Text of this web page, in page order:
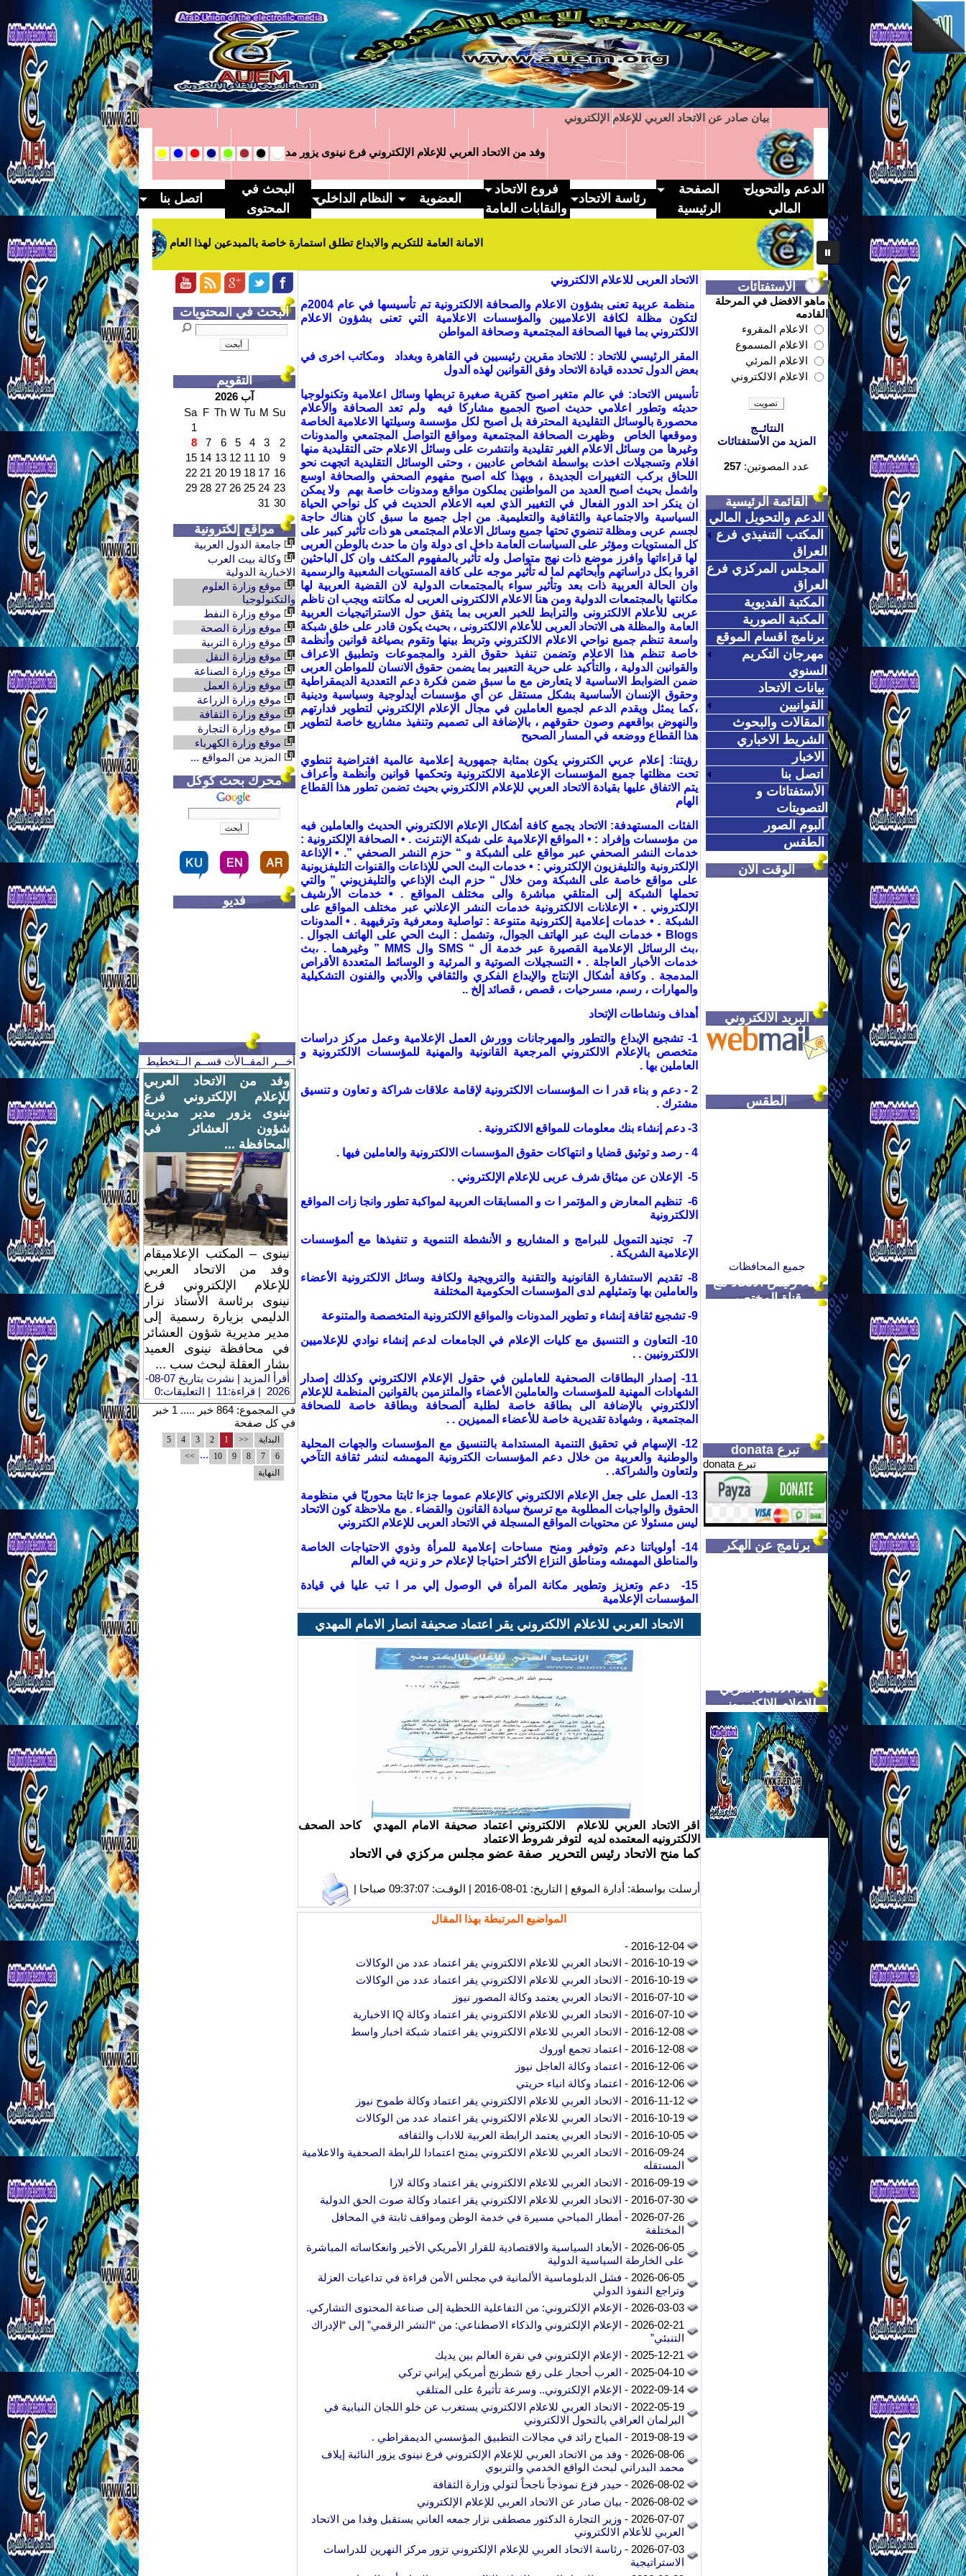
بيان صادر عن الاتحاد العربي للإعلام الإلكتروني
وفد من الاتحاد العربي للإعلام الإلكتروني فرع نينوى يزور مدير مديرية شؤون العشائر في المحافظة وفد من الاتحاد العربي
الدعم والتحويل
المالي
الصفحة
الرئيسية
رئاسة الاتحاد
فروع الاتحاد
والنقابات العامة
العضوية النظام الداخلي
البحث في
المحتوى
اتصل بنا
الامانة العامة للتكريم والابداع تطلق استمارة خاصة بالمبدعين لهذا العام الاتحاد العربي يبدء اول اجتماعات
1 2 3 5 6 7
الأستفتائات
ماهو الافضل في المرحلة
القادمه
الاعلام المقروء
الاعلام المسموع
الاعلام المرئي
الاعلام الالكتروني
النتائــج
المزيد من الأستفتائات
عدد المصوتين: 257
القائمة الرئيسية
الدعم والتحويل المالي
المكتب التنفيذي فرع
العراق
المجلس المركزي فرع
العراق
المكتبة الفديوية
المكتبة الصورية
برنامج اقسام الموقع
مهرجان التكريم
السنوي
بيانات الاتحاد
القوانيين
المقالات والبحوث
الشريط الاخباري
الاخبار
اتصل بنا
الأستفتائات و
التصويتات
ألبوم الصور
الطقس
الوقت الان
البريد الالكتروني
الطقس
جميع المحافظات
لقاء رئيس الاتحاد مع
قناة المختصر
تبرع donata
تبرع donata
برنامج عن الهكر
قناة الاتحاد العربي
للاعلام الالكترروني
الاتحاد العربى للاعلام الالكتروني
منظمة عربية تعنى بشؤون الاعلام والصحافة الالكترونية تم تأسيسها في عام 2004م
لتكون مظلة لكافة الاعلاميين والمؤسسات الاعلامية التي تعنى بشؤون الاعلام
الالكتروني بما فيها الصحافة المجتمعية وصحافة المواطن
المقر الرئيسي للاتحاد : للاتحاد مقرين رئيسيين في القاهرة وبغداد ومكاتب اخرى في
بعض الدول تحدده قيادة الاتحاد وفق القوانين لهذه الدول
تأسيس الاتحاد: في عالم متغير اصبح كقرية صغيرة تربطها وسائل اعلامية وتكنولوجيا
حديثه وتطور اعلامي حديث اصبح الجميع مشاركا فيه ولم تعد الصحافة والأعلام
محصورة بالوسائل التقليدية المحترفة بل اصبح لكل مؤسسة وسيلتها الاعلامية الخاصة
وموقعها الخاص وظهرت الصحافة المجتمعية ومواقع التواصل المجتمعي والمدونات
وغيرها من وسائل الاعلام الغير تقليدية وانتشرت على وسائل الاعلام حتى التقليدية منها
افلام وتسجيلات اخذت بواسطة اشخاص عاديين ، وحتى الوسائل التقليدية اتجهت نحو
اللحاق بركب التغييرات الجديدة ، وبهذا كله اصبح مفهوم الصحفي والصحافة اوسع
واشمل بحيث اصبح العديد من المواطنين يملكون مواقع ومدونات خاصة بهم ولا يمكن
ان ينكر احد الدور الفعال في التغيير الذي لعبه الاعلام الحديث في كل نواحي الحياة
السياسية والاجتماعية والثقافية والتعليمية. من اجل جميع ما سبق كان هناك حاجة
لجسم عربى ومظلة تنضوي تحتها جميع وسائل الاعلام المجتمعى هو ذات تأثير كبير على
كل المستويات ومؤثر على السياسات العامة داخل اى دولة وان ما حدث بالوطن العربى
لها قراءاتها وافرز موضع ذات نهج متواصل وله تأثير بالمفهوم المكثف وان كل الباحثين
اقروا بكل دراساتهم وأبحاثهم لما له تأثير موجه على كافة المستويات الشعبية والرسمية
وان الحالة العربية ذات بعد وتأثير سواء بالمجتمعات الدولية لان القضية العربية لها
مكانتها بالمجتمعات الدولية ومن هنا الاعلام الالكترونى العربى له مكانته ويجب ان ناظم
عربى للأعلام الالكترونى والترابط للخبر العربى بما يتفق حول الاستراتيجيات العربية
العامة والمظلة هى الاتحاد العربى للأعلام الالكترونى ، بحيث يكون قادر على خلق شبكة
واسعة تنظم جميع نواحي الاعلام الالكتروني وتربط بينها وتقوم بصياغة قوانين وأنظمة
خاصة تنظم هذا الاعلام وتضمن تنفيذ حقوق الفرد والمجموعات وتطبيق الاعراف
والقوانين الدولية ، والتأكيد على حرية التعبير بما يضمن حقوق الانسان للمواطن العربى
ضمن الضوابط الاساسية لا يتعارض مع ما سبق ضمن فكرة دعم التعددية الديمقراطية
وحقوق الإنسان الأساسية بشكل مستقل عن أي مؤسسات أيدلوجية وسياسية ودينية
،كما يمثل ويقدم الدعم لجميع العاملين في مجال الإعلام الإلكتروني لتطوير فدارتهم
والنهوض بواقعهم وصون حقوقهم ، بالإضافة الى تصميم وتنفيذ مشاريع خاصة لتطوير
هذا القطاع ووضعه في المسار الصحيح
رؤيتنا:
إعلام عربي الكتروني يكون بمثابة جمهورية إعلامية عالمية افتراضية تنطوي
تحت مظلتها جميع المؤسسات الإعلامية الالكترونية وتحكمها قوانين وأنظمة وأعراف
يتم الاتفاق عليها بقيادة الاتحاد العربي للإعلام الالكتروني بحيث تضمن تطور هذا القطاع
الهام
الفئات المستهدفة: الاتحاد يجمع كافة أشكال الإعلام الالكتروني الحديث والعاملين فيه
من مؤسسات وإفراد : • المواقع الإعلامية على شبكة الإنترنت . • الصحافة الإلكترونية :
خدمات النشر الصحفي عبر مواقع على ألشبكة و “ حزم النشر الصحفي ”. • الإذاعة
الإلكترونية والتليفزيون الإلكتروني : • خدمات البث الحي للإذاعات والقنوات التليفزيونية
على مواقع خاصة على الشبكة ومن خلال “ حزم البث الإذاعي والتليفزيوني ” والتي
تحملها الشبكة إلى المتلقي مباشرة والى مختلف المواقع . •خدمات الأرشيف
الإلكتروني . •
الإعلانات الالكترونية خدمات النشر الإعلاني عبر مختلف المواقع على
الشبكة . • خدمات إعلامية إلكترونية متنوعة : تواصلية ومعرفية وترفيهية . • المدونات
Blogs •
خدمات البث عبر الهاتف الجوال، وتشمل : البث الحي على الهاتف الجوال .
،بث الرسائل الإعلامية القصيرة عبر خدمة ال “ SMS وال
وغيرهما . ،بث
خدمات الأخبار العاجلة . •
التسجيلات الصوتية و المرئية و الوسائط المتعددة الأقراص
المدمجة . وكافة أشكال الإنتاج والإبداع الفكري والثقافي والأدبي والفنون التشكيلية
والمهارات ، رسم، مسرحيات ، قصص ، قصائد إلخ ..
أهداف ونشاطات الإتحاد
1- تشجيع الإبداع والتطور والمهرجانات وورش العمل الإعلامية وعمل مركز دراسات
متخصص بالإعلام الالكتروني المرجعية القانونية والمهنية للمؤسسات الالكترونية و
العاملين بها .
2 - دعم و بناء قدر ا ت المؤسسات الالكترونية لإقامة علاقات شراكة و تعاون و تنسيق
مشترك .
3- دعم إنشاء بنك معلومات للمواقع الالكترونية .
4 - رصد و توثيق قضايا و انتهاكات حقوق المؤسسات الالكترونية والعاملين فيها .
5- الإعلان عن ميثاق شرف عربى للإعلام الإلكتروني .
6- تنظيم المعارض و المؤتمر ا ت و المسابقات العربية لمواكبة تطور وانجا زات المواقع
الالكترونية
7-
تجنيد التمويل للبرامج و المشاريع و الأنشطة التنموية و تنفيذها مع ألمؤسسات
الإعلامية الشريكة .
8- تقديم الاستشارة القانونية والتقنية والترويجية ولكافة وسائل الالكترونية الأعضاء
والعاملين بها وتمثيلهم لدى المؤسسات الحكومية المختلفة
9- تشجيع ثقافة إنشاء و تطوير المدونات والمواقع الالكترونية المتخصصة والمتنوعة
10- التعاون و التنسيق مع كليات الإعلام في الجامعات لدعم إنشاء نوادي للإعلاميين
الالكترونيين . .
11- إصدار البطاقات الصحفية للعاملين في حقول الإعلام الالكتروني وكذلك إصدار
الشهادات المهنية للمؤسسات والعاملين الأعضاء والملتزمين بالقوانين المنظمة للإعلام
ألالكتروني بالإضافة الى بطاقة خاصة لطلبة ألصحافة وبطاقة خاصة للصحافة
المجتمعية ، وشهادة تقديرية خاصة للأعضاء المميزين . .
12- الإسهام في تحقيق التنمية المستدامة بالتنسيق مع المؤسسات والجهات المحلية
والوطنية والعربية من خلال دعم المؤسسات الكترونية المهمشه لنشر ثقافة التآخي
ولتعاون والشراكة. .
13- العمل على جعل الإعلام الالكتروني كالإعلام عموما جزءا ثابتا محوريّا في منظومة
الحقوق والواجبات المطلوبة مع ترسيخ سيادة القانون والقضاء . مع ملاحظة كون الاتحاد
ليس مسئولا عن محتويات المواقع المسجلة في الاتحاد العربى للإعلام الكتروني
14- أولوياتنا دعم وتوفير ومنح مساحات إعلامية للمرأة وذوي الاحتياجات الخاصة
والمناطق المهمشه ومناطق النزاع الأكثر احتياجا لإعلام حر و نزيه في العالم
15- دعم وتعزيز وتطوير مكانة المرأة في الوصول إلي مر ا تب عليا في قيادة
المؤسسات الإعلامية
الاتحاد العربي للاعلام الالكتروني يقر اعتماد صحيفة انصار الامام المهدي
اقر الاتحاد العربي للاعلام الالكتروني اعتماد صحيفة الامام المهدي كاحد الصحف
الالكترونيه المعتمده لديه لتوفر شروط الاعتماد
كما منح الاتحاد رئيس التحرير صفة عضو مجلس مركزي في الاتحاد
أرسلت بواسطة: أدارة الموقع | التاريخ: 01-08-2016 | الوقـت: 09:37:07 صباحا |
المواضيع المرتبطة بهذا المقال
2016-12-04 -
2016-10-19 -
الاتحاد العربي للاعلام الالكتروني يقر اعتماد عدد من الوكالات
2016-10-19 -
الاتحاد العربي للاعلام الالكتروني يقر اعتماد عدد من الوكالات
2016-07-10 -
الاتحاد العربي يعتمد وكالة المصور نيوز
2016-07-10 -
الاتحاد العربي للاعلام الالكتروني يقر اعتماد وكالة IQ الاخبارية
2016-12-08 -
الاتحاد العربي للاعلام الالكتروني يقر اعتماد شبكة اخبار واسط
2016-12-08 -
اعتماد تجمع اوروك
2016-12-06 -
اعتماد وكالة العاجل نيوز
2016-12-06 -
اعتماد وكالة انباء حريتي
2016-11-12 -
الاتحاد العربي للاعلام الالكتروني يقر اعتماد وكالة طموح نيوز
2016-10-19 -
الاتحاد العربي للاعلام الالكتروني يقر اعتماد عدد من الوكالات
2016-10-05 -
الاتحاد العربي يعتمد الرابطة العربية للاداب والثقافه
2016-09-24 -
الاتحاد العربي للاعلام الالكتروني يمنح اعتمادا للرابطة الصحفية والاعلامية
المستقله
2016-09-19 -
الاتحاد العربي للاعلام الالكتروني يقر اعتماد وكالة لارا
2016-07-30 -
الاتحاد العربي للاعلام الالكتروني يقر اعتماد وكالة صوت الحق الدولية
2026-07-26 -
أمطار المياحي مسيرة في خدمة الوطن ومواقف ثابتة في المحافل
المختلفة
2026-06-05 -
الأبعاد السياسية والاقتصادية للقرار الأمريكي الأخير وانعكاساته المباشرة
على الخارطة السياسية الدولية
2026-06-05 -
فشل الدبلوماسية الألمانية في مجلس الأمن قراءة في تداعيات العزلة
وتراجع النفوذ الدولي
2026-03-03 -
الإعلام الإلكتروني: من التفاعلية اللحظية إلى صناعة المحتوى التشاركي.
2026-02-21 -
الإعلام الإلكتروني والذكاء الاصطناعي: من “النشر الرقمي” إلى “الإدراك
التنبئي”
2025-12-21 -
الإعلام الإلكتروني في نقرة العالم بين يديك
2025-04-10 -
العرب أحجار على رقع شطرنج أمريكي إيراني تركي
2022-09-14 -
الإعلام الإلكتروني.. وسرعة تأثيرهُ على المتلقي
2022-05-19 -
الاتحاد العربي للاعلام الالكتروني يستغرب عن خلو اللجان النيابية في
البرلمان العراقي بالتحول الالكتروني
2019-08-19 -
المياح رائد في مجالات التطبيق المؤسسي الديمقراطي .
2026-08-06 -
وفد من الاتحاد العربي للإعلام الإلكتروني فرع نينوى يزور النائبة إيلاف
محمد البدراني لبحث الواقع الخدمي والتربوي
2026-08-02 -
حيدر فزع نموذجاً ناجحاً لتولي وزارة الثقافة
2026-08-02 -
بيان صادر عن الاتحاد العربي للإعلام الإلكتروني
2026-07-07 -
وزير التجارة الدكتور مصطفى نزار جمعه العاني يستقبل وفدا من الاتحاد
العربي للأعلام الالكتروني
2026-07-03 -
رئاسة الاتحاد العربي للإعلام الإلكتروني تزور مركز النهرين للدراسات
الاستراتيجية
البحث في المحتويات
التقويم
آب 2026
Su
M
Tu
W
Th
F
Sa
1
2
3
4
5
6
7
8
9
10
11
12
13
14
15
16
17
18
19
20
21
22
23
24
25
26
27
28
29
30
31
مواقع إلكترونية
جامعة الدول العربية
وكالة بيت العرب
الاخبارية الدولية
موقع وزارة العلوم
والتكنولوجيا
موقع وزارة النفط
موقع وزارة الصحة
موقع وزارة التربية
موقع وزارة النقل
موقع وزارة الصناعة
موقع وزارة العمل
موقع وزارة الزراعة
موقع وزارة الثقافة
موقع وزارة التجارة
موقع وزارة الكهرباء
المزيد من المواقع ...
محرك بحث كوكل
فديو
أخـــر المقــالأت قســم الــتخطيط
وفد من الاتحاد العربي
للإعلام الإلكتروني فرع
نينوى يزور مدير مديرية
شؤون العشائر في
المحافظة ...
نينوى – المكتب الإعلاميقام
وفد من الاتحاد العربي
للإعلام الإلكتروني فرع
نينوى برئاسة الأستاذ نزار
الدليمي بزيارة رسمية إلى
مدير مديرية شؤون العشائر
في محافظة نينوى العميد
بشار العقلة لبحث سب ...
أقرأ المزيد
| نشرت بتاريخ 07-08-
2026 | قراءة:11
| التعليقات:0
في المجموع: 864 خبر ..... 1 خبر
في كل صفحة
البداية <<
1
2
3
4
5
6
7
8
9
10
...
>>
النهاية